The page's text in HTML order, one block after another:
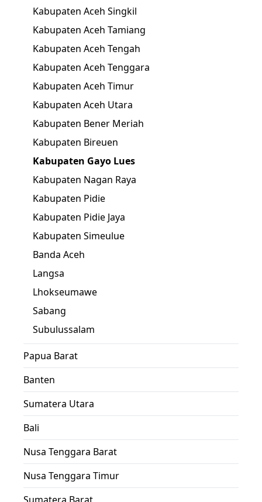
Kabupaten Aceh Singkil
Kabupaten Aceh Tamiang
Kabupaten Aceh Tengah
Kabupaten Aceh Tenggara
Kabupaten Aceh Timur
Kabupaten Aceh Utara
Kabupaten Bener Meriah
Kabupaten Bireuen
Kabupaten Gayo Lues
Kabupaten Nagan Raya
Kabupaten Pidie
Kabupaten Pidie Jaya
Kabupaten Simeulue
Banda Aceh
Langsa
Lhokseumawe
Sabang
Subulussalam
Papua Barat
Banten
Sumatera Utara
Bali
Nusa Tenggara Barat
Nusa Tenggara Timur